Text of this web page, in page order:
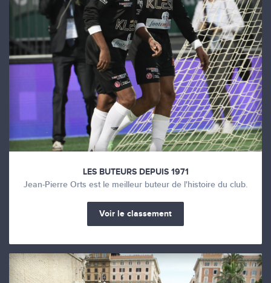
LES BUTEURS DEPUIS 1971
Jean-Pierre Orts est le meilleur buteur de l'histoire du club.
Voir le classement